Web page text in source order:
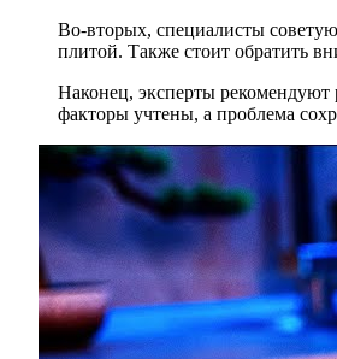
Во-вторых, специалисты
плитой. Также стоит обратить
Наконец, эксперты рекомендуют
факторы учтены, а проблема